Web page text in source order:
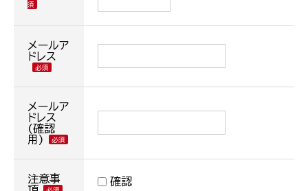
メールア
ドレス
メールア
ドレス
(確認
用)
注意事
確認